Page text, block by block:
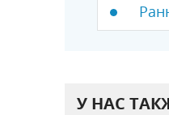
У НАС